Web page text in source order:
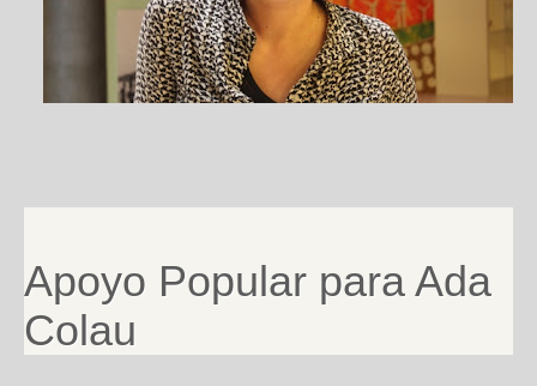
Apoyo Popular para Ada
Colau